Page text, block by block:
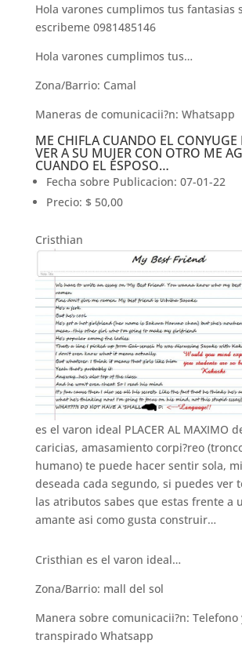
Hola varones cumplimos tus fantasias
escribeme 0981485146
Hola varones cumplimos tus…
Zona/Barrio: Camal
Maneras de comunicacii?n: Whatsapp
ME CHIFLA CUANDO EL CONYUGE
VER A SU MUJER CON OTRO ME
CUANDO EL ESPOSO…
Fecha sobre Publicacion: 07-01-22
Precio: $ 50,00
Cristhian
es el varon ideal PLACER AL MAXIMO
caricias, amasamiento corpi?reo
humano) te puede hacer sentir sola,
deseada cada segundo, si puedes ver
las atributos sabes que estas frente a
amante asi­ como gusta construir…
Cristhian es el varon ideal…
Zona/Barrio: mall del sol
Manera sobre comunicacii?n: Telefono
transpirado Whatsapp